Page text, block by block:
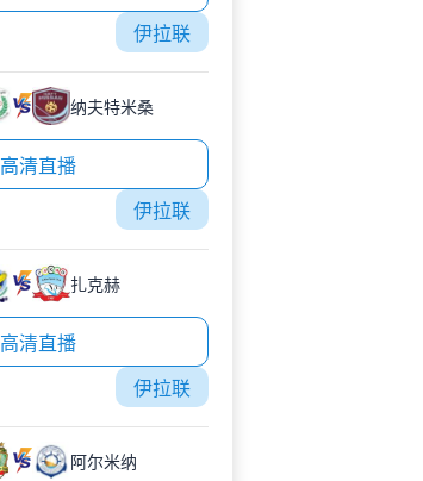
伊拉联
纳夫特米桑
高清直播
伊拉联
扎克赫
高清直播
伊拉联
阿尔米纳